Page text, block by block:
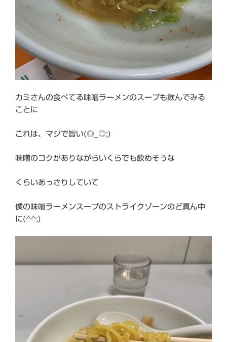
カミさんの食べてる味噌ラーメンのスープも飲んでみる
ことに
これは、マジで旨い(◎_◎;)
味噌のコクがありながらいくらでも飲めそうな
くらいあっさりしていて
僕の味噌ラーメンスープのストライクゾーンのど真ん中
に(^^;)